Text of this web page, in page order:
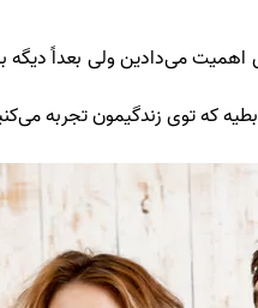
می‌دادین ولی بعداً دیگه
که توی زندگیمون تجربه